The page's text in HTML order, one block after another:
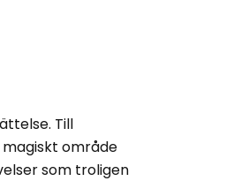
Till
område
som troligen